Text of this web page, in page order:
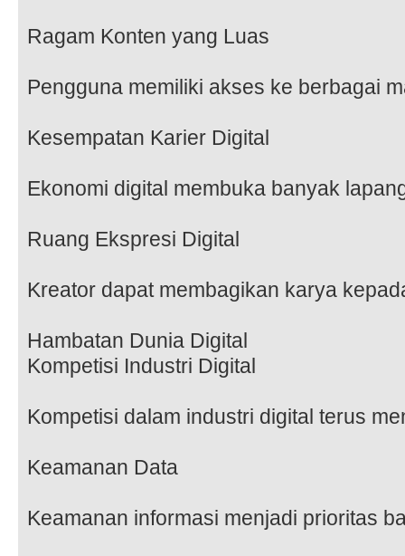
Ragam Konten yang Luas
Pengguna memiliki akses ke berbagai
Kesempatan Karier Digital
Ekonomi digital membuka banyak
Ruang Ekspresi Digital
Kreator dapat membagikan karya
Hambatan Dunia Digital
Kompetisi Industri Digital
Kompetisi dalam industri digital terus
Keamanan Data
Keamanan informasi menjadi prioritas